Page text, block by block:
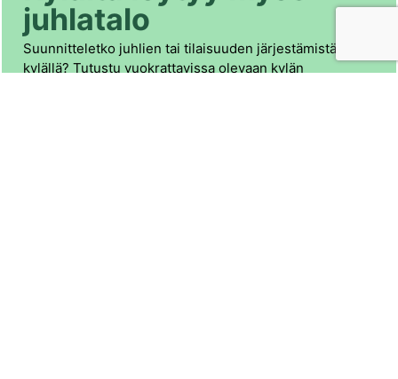
juhlatalo
Suunnitteletko juhlien tai tilaisuuden järjestämistä
kylällä? Tutustu vuokrattavissa olevaan kylän